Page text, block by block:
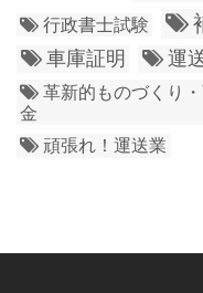
行政書士試験
車庫証明 運
革新的ものづくり
金
頑張れ！運送業